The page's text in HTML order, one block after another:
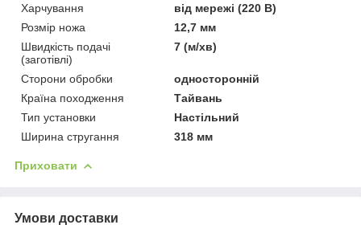
Харчування
від мережі (220 В)
Розмір ножа
12,7 мм
Швидкість подачі
(заготівлі)
7 (м/хв)
Сторони обробки
односторонній
Країна походження
Тайвань
Тип установки
Настільний
Ширина стругання
318 мм
Приховати
Умови доставки